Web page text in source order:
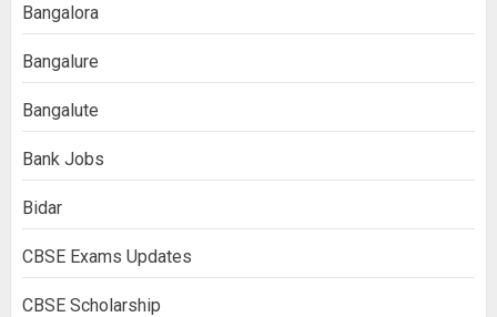
Bangalora
Bangalure
Bangalute
Bank Jobs
Bidar
CBSE Exams Updates
CBSE Scholarship